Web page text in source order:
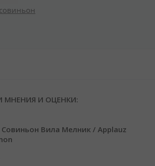
МНЕНИЯ И ОЦЕНКИ:
Вила Мелник / Applauz